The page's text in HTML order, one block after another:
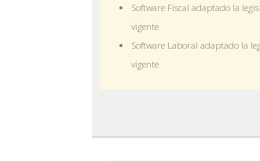
Software Fiscal adaptado la
vigente
Software Laboral adaptado la
vigente